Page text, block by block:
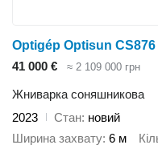
Optigép Optisun CS876
41 000 €
≈ 2 109 000 грн
Жниварка соняшникова
2023
Стан новий
Ширина захвату 6 м